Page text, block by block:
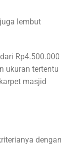
lembut
Rp4.500.000
ukuran tertentu
masjid
dengan